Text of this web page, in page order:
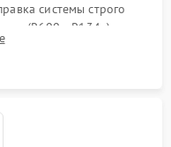
системы строго
(R600a, R134a) по
давления в системе.